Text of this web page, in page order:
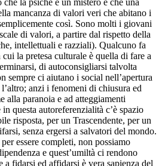
mancanza di valori veri che abitano i
così. Sono molti i giovani
di valori, a partire dal rispetto della
intellettuali e razziali). Qualcuno fa
la pretesa culturale è quella di fare a
di autoconsigliarsi talvolta
sempre ci aiutano i social nell’apertura
anzi i fenomeni di chiusura ed
alla paranoia e ad atteggiamenti
questa autoreferenzialità c’è spazio
risposta, per un Trascendente, per un
senza ergersi a salvatori del mondo.
essere completi, non possiamo
e quest’umiltà ci rendono
a fidarsi ed affidarsi è vera sapienza del